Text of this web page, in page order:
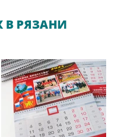
В РЯЗАНИ